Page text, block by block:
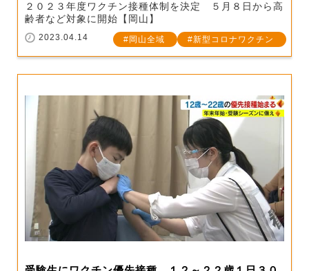
２０２３年度ワクチン接種体制を決定 ５月８日から高
齢者など対象に開始【岡山】
2023.04.14 岡山全域 新型コロナワクチン